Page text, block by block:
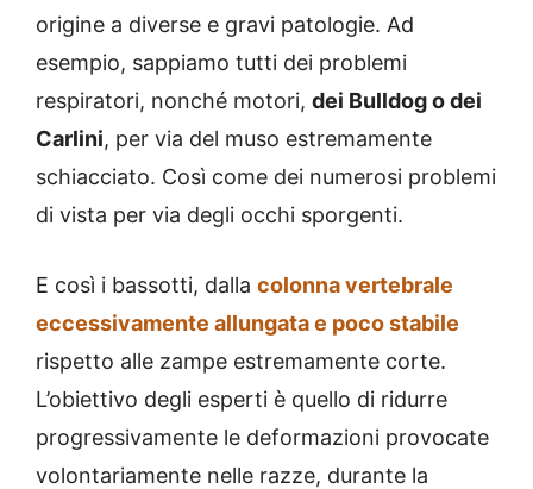
origine a diverse e gravi patologie. Ad
esempio, sappiamo tutti dei problemi
respiratori, nonché motori, dei Bulldog o dei
Carlini, per via del muso estremamente
schiacciato. Così come dei numerosi problemi
di vista per via degli occhi sporgenti.
E così i bassotti, dalla colonna vertebrale
eccessivamente allungata e poco stabile
rispetto alle zampe estremamente corte.
L’obiettivo degli esperti è quello di ridurre
progressivamente le deformazioni provocate
volontariamente nelle razze, durante la